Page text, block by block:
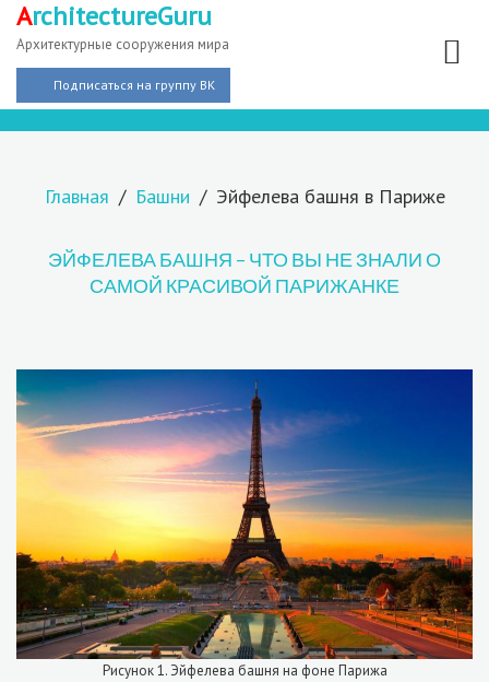
ArchitectureGuru
Архитектурные сооружения мира
Подписаться на группу ВК
Главная Башни Эйфелева башня в Париже
ЭЙФЕЛЕВА БАШНЯ – ЧТО ВЫ НЕ ЗНАЛИ О
САМОЙ КРАСИВОЙ ПАРИЖАНКЕ
Рисунок 1. Эйфелева башня на фоне Парижа